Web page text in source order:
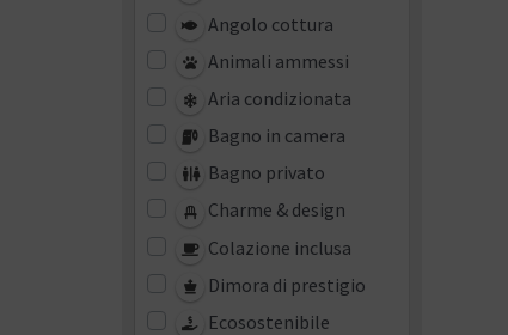
Angolo cottura
Animali ammessi
Aria condizionata
Bagno in camera
Bagno privato
Charme & design
Colazione inclusa
Dimora di prestigio
Ecosostenibile